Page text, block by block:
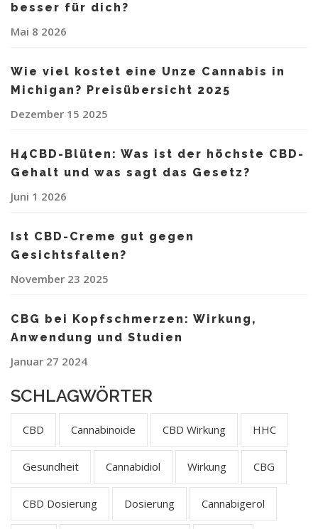
besser für dich?
Mai 8 2026
Wie viel kostet eine Unze Cannabis in
Michigan? Preisübersicht 2025
Dezember 15 2025
H4CBD-Blüten: Was ist der höchste CBD-
Gehalt und was sagt das Gesetz?
Juni 1 2026
Ist CBD-Creme gut gegen
Gesichtsfalten?
November 23 2025
CBG bei Kopfschmerzen: Wirkung,
Anwendung und Studien
Januar 27 2024
SCHLAGWÖRTER
CBD Cannabinoide CBD Wirkung HHC
Gesundheit Cannabidiol Wirkung CBG
CBD Dosierung Dosierung Cannabigerol